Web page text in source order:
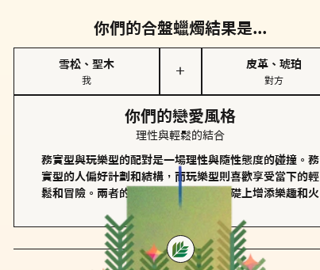
你們的合盤蠟燭結果是...
雪松、聖木
我
＋
皮革、琥珀
對方
你們的戀愛風格
理性與輕鬆的結合
務實型與玩樂型的配對是一場理性與隨性態度的碰撞。務
實型的人偏好計劃和結構，而玩樂型則喜歡享受當下的輕
鬆和冒險。兩者的關係能夠在穩定的基礎上增添樂趣和火
花。